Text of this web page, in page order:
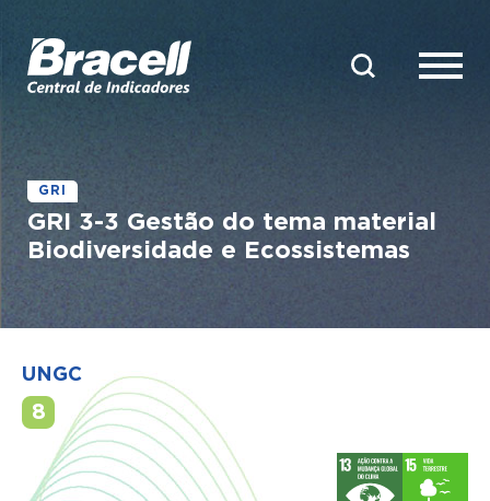
GRI
GRI 3-3 Gestão do tema material
Biodiversidade e Ecossistemas
UNGC
8